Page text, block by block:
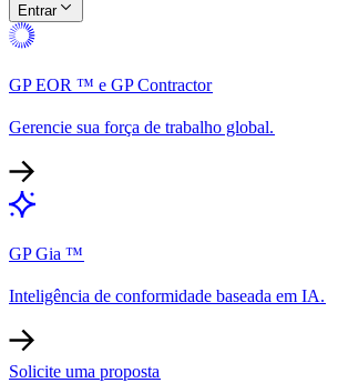
Entrar​​
GP EOR ™ e GP Contractor​​
Gerencie sua força de trabalho global.​​
GP Gia ™​​
Inteligência de conformidade baseada em IA.​​
Solicite uma proposta​​